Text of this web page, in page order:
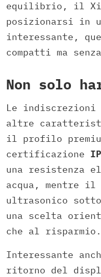
equilibrio, il
posizionarsi in
interessante,
compatti ma
Non solo
Le indiscrezioni
altre
il profilo
certificazione
una resistenza
acqua, mentre il
ultrasonico
una scelta
che al risparmio.
Interessante
ritorno del